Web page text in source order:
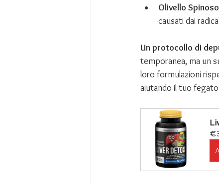
Olivello
causati dai
Un protocollo di
temporanea, ma un
loro formulazioni
aiutando il tuo fegato